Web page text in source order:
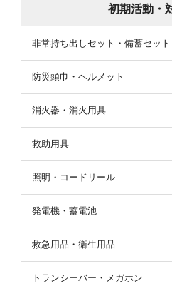
初期活動・
非常持ち出しセット・備蓄セット
防災頭巾・ヘルメット
消火器・消火用具
救助用具
照明・コードリール
発電機・蓄電池
救急用品・衛生用品
トランシーバー・メガホン